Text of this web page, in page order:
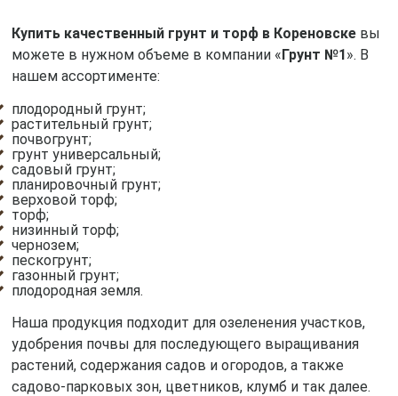
Купить качественный грунт и торф в Кореновскевы
можете в нужном объеме в компании «Грунт №1». В
нашем ассортименте:
плодородный грунт;
растительный грунт;
почвогрунт;
грунт универсальный;
садовый грунт;
планировочный грунт;
верховой торф;
торф;
низинный торф;
чернозем;
пескогрунт;
газонный грунт;
плодородная земля.
Наша продукция подходит для озеленения участков,
удобрения почвы для последующего выращивания
растений, содержания садов и огородов, а также
садово-парковых зон, цветников, клумб и так далее.